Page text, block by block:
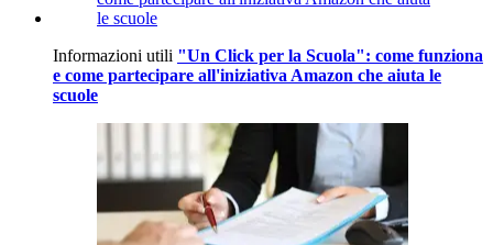
Informazioni utili "Un Click per la Scuola": come funziona
e come partecipare all'iniziativa Amazon che aiuta le
scuole